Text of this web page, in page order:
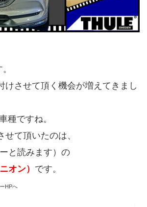
けさせて頂く機会が増えてきまし
種ですね。
て頂いたのは、
ーと読みます）の
オン） です。
HPへ